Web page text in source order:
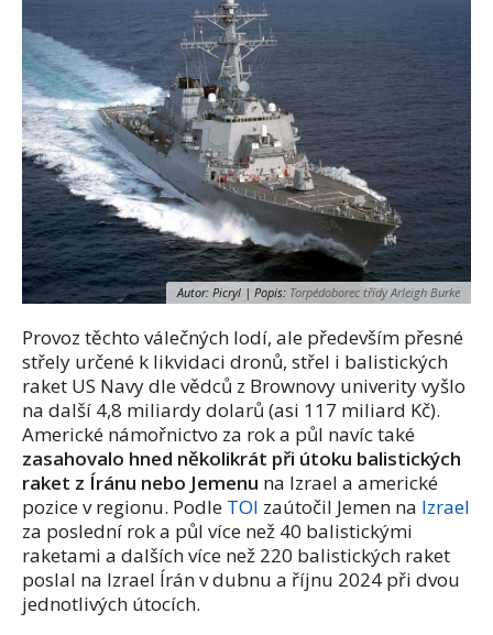
Autor: Picryl | Popis: Torpédoborec třídy Arleigh Burke
Provoz těchto válečných lodí, ale především přesné
střely určené k likvidaci dronů, střel i balistických
raket US Navy dle vědců z Brownovy univerity vyšlo
na další 4,8 miliardy dolarů (asi 117 miliard Kč).
Americké námořnictvo za rok a půl navíc také
zasahovalo hned několikrát při útoku balistických
raket z Íránu nebo Jemenu na Izrael a americké
pozice v regionu. Podle TOI zaútočil Jemen na Izrael
za poslední rok a půl více než 40 balistickými
raketami a dalších více než 220 balistických raket
poslal na Izrael Írán v dubnu a říjnu 2024 při dvou
jednotlivých útocích.